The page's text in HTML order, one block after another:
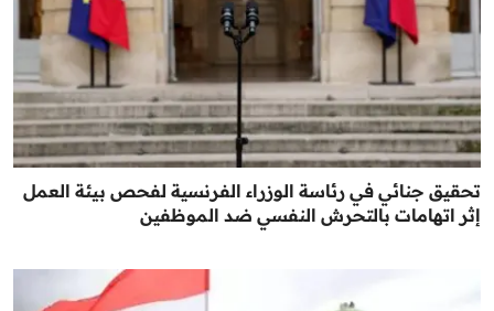
تحقيق جنائي في رئاسة الوزراء الفرنسية لفحص بيئة العمل
إثر اتهامات بالتحرش النفسي ضد الموظفين